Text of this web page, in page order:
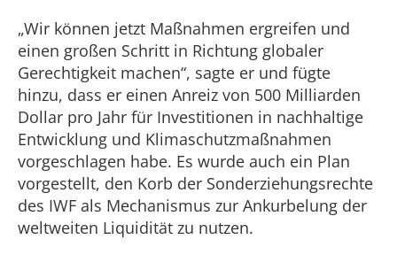
„Wir können jetzt Maßnahmen ergreifen und
einen großen Schritt in Richtung globaler
Gerechtigkeit machen“, sagte er und fügte
hinzu, dass er einen Anreiz von 500 Milliarden
Dollar pro Jahr für Investitionen in nachhaltige
Entwicklung und Klimaschutzmaßnahmen
vorgeschlagen habe. Es wurde auch ein Plan
vorgestellt, den Korb der Sonderziehungsrechte
des IWF als Mechanismus zur Ankurbelung der
weltweiten Liquidität zu nutzen.